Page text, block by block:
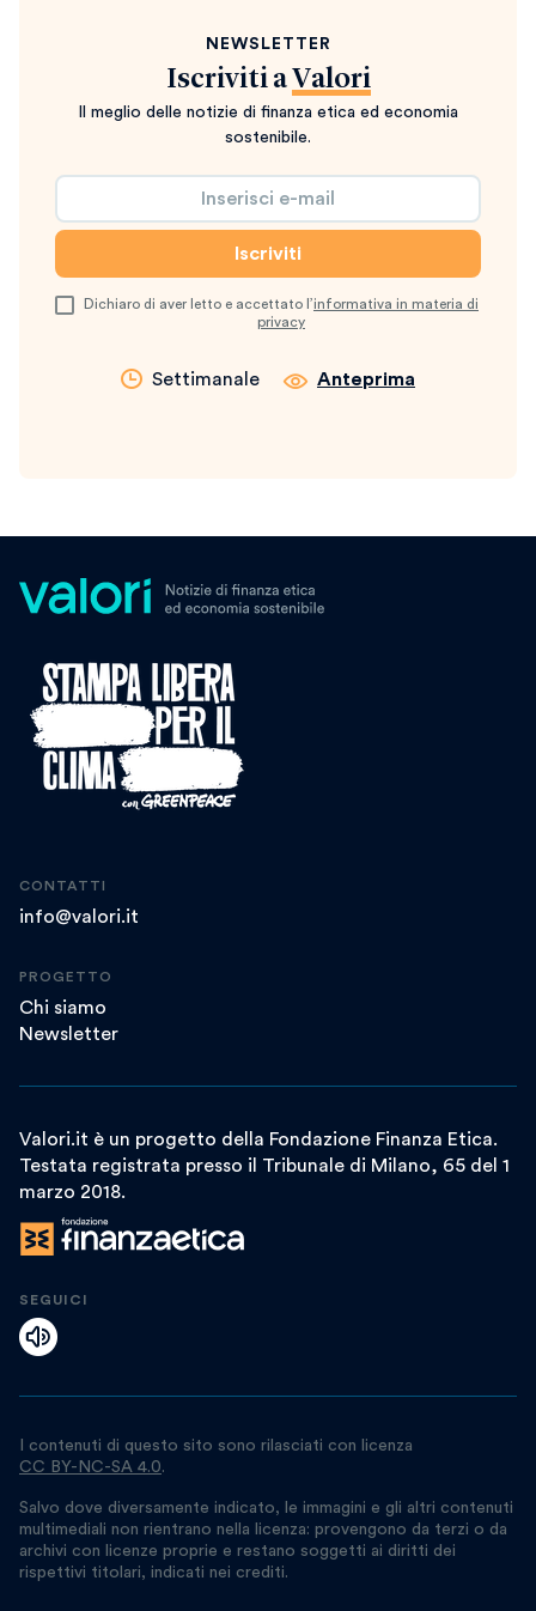
NEWSLETTER
Iscriviti a Valori
Il meglio delle notizie di finanza etica ed economia
sostenibile.
Dichiaro di aver letto e accettato l’informativa in materia di
privacy
Settimanale Anteprima
CONTATTI
info@valori.it
PROGETTO
Chi siamo
Newsletter
Valori.it è un progetto della Fondazione Finanza Etica.
Testata registrata presso il Tribunale di Milano, 65 del 1
marzo 2018.
SEGUICI
I contenuti di questo sito sono rilasciati con licenza
CC BY-NC-SA 4.0.
Salvo dove diversamente indicato, le immagini e gli altri contenuti
multimediali non rientrano nella licenza: provengono da terzi o da
archivi con licenze proprie e restano soggetti ai diritti dei
rispettivi titolari, indicati nei crediti.